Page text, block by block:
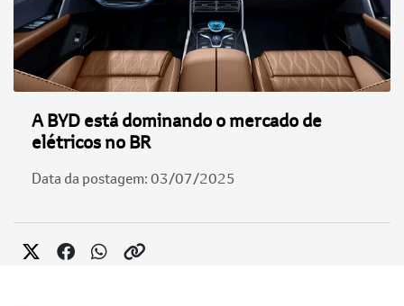
A BYD está dominando o mercado de
elétricos no BR
Data da postagem: 03/07/2025